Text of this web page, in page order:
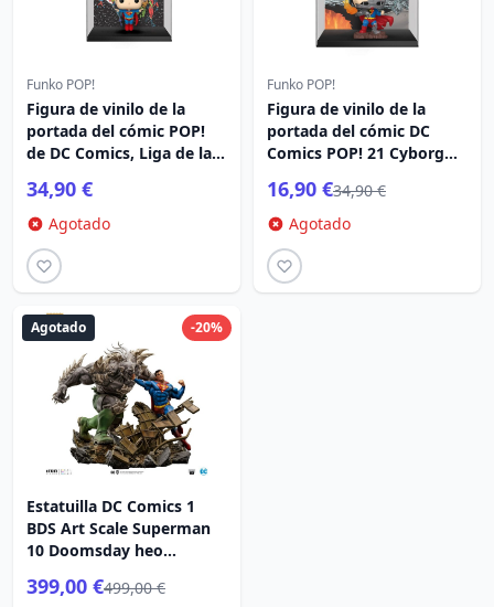
Funko POP!
Figura de vinilo de la
portada del cómic POP!
de DC Comics, Liga de la
Superman , 9 cm
34,90 €
Agotado
Funko POP!
Figura de vinilo de la
portada del cómic DC
Comics POP! 21 Cyborg
16,90 €34,90 €
Agotado
-20%
Agotado
Estatuilla DC Comics 1
BDS Art Scale Superman
10 Doomsday heo
399,00 €499,00 €